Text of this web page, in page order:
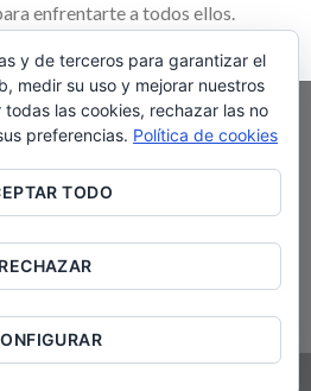
enfrentarte a todos ellos.
que aplicamos NO
EXCLUYEN la atención o
MEDICO O
CONVENCIONAL
sanitarios
y de terceros para garantizar el
medir su uso y mejorar nuestros
las cookies, rechazar las no
preferencias. Política de cookies
TODO
RECHAZAR